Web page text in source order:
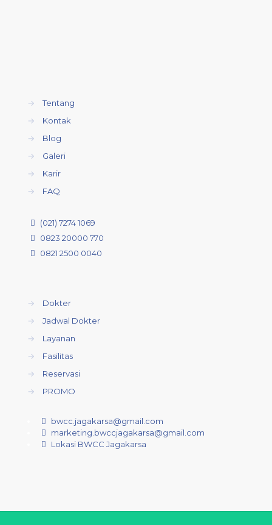
→
Tentang
→
Kontak
→
Blog
→
Galeri
→
Karir
→
FAQ
(021) 7274 1069
0823 20000 770
0821 2500 0040
→
Dokter
→
Jadwal Dokter
→
Layanan
→
Fasilitas
→
Reservasi
→
PROMO
bwcc.jagakarsa@gmail.com
marketing.bwccjagakarsa@gmail.com
Lokasi BWCC Jagakarsa